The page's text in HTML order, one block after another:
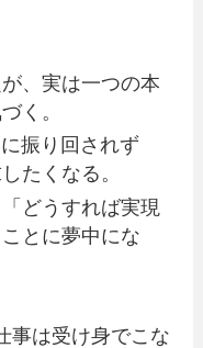
、実は一つの本
く。
振り回されず
たくなる。
どうすれば実現
とに夢中にな
事は受け身でこな